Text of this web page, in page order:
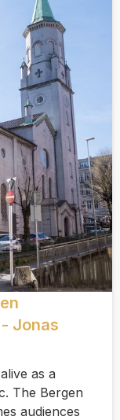
Jonas
as a
The Bergen
audiences